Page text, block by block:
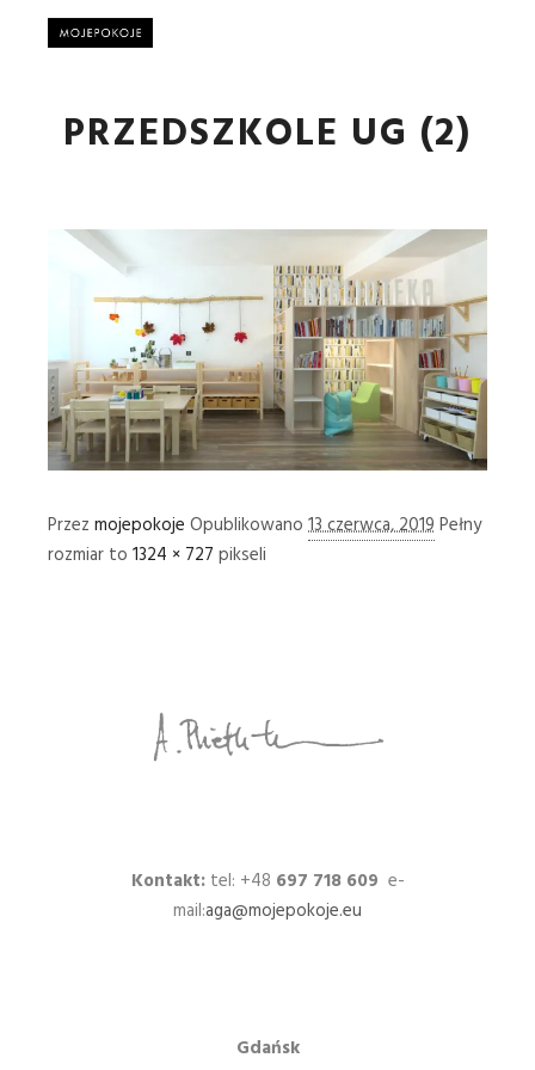
PRZEDSZKOLE UG (2)
Przez mojepokoje Opublikowano 13 czerwca, 2019 Pełny
rozmiar to 1324 × 727 pikseli
Kontakt:tel: +48 697 718 609 e-
mail:aga@mojepokoje.eu
Gdańsk